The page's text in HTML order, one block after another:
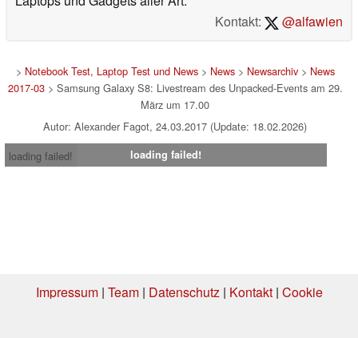
Kontakt:
@alfawien
> Notebook Test, Laptop Test und News> News> Newsarchiv> News
2017-03> Samsung Galaxy S8: Livestream des Unpacked-Events am 29.
März um 17.00
Autor: Alexander Fagot, 24.03.2017 (Update: 18.02.2026)
loading failed!
loading failed!
Impressum| Team| Datenschutz| Kontakt| Cookie